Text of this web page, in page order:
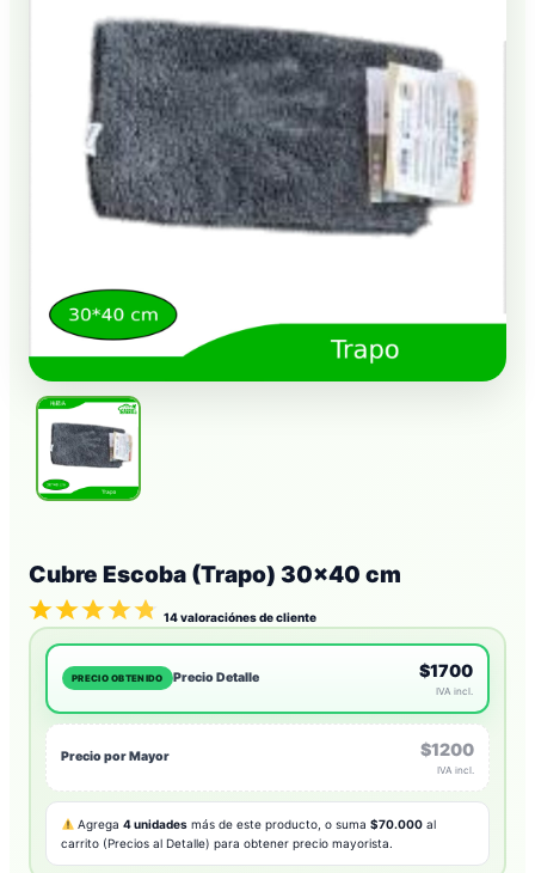
Cubre Escoba (Trapo) 30×40 cm
14valoraciónes de cliente
PRECIO OBTENIDO Precio Detalle $1700
IVA incl.
Precio por Mayor $1200
IVA incl.
Agrega4 unidades más de este producto, o suma$70.000 al
carrito (Precios al Detalle) para obtener precio mayorista.